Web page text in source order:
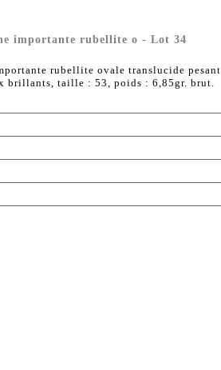
importante rubellite o - Lot 34
rubellite ovale translucide pesant
brillants, taille : 53, poids : 6,85gr. brut.